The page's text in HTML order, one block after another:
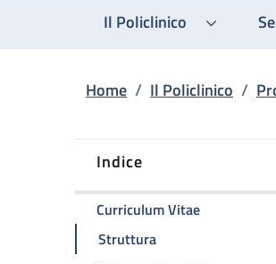
Il Policlinico
Briciole di
Home / Il Policlinico /
Indice
Curriculum Vitaedella pagina
Strutturadella pagina Claudio